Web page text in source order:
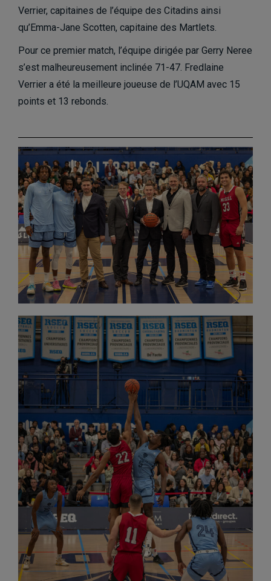
Verrier, capitaines de l’équipe des Citadins ainsi
qu’Emma-Jane Scotten, capitaine des Martlets.
Pour ce premier match, l’équipe dirigée par Gerry Neree
s’est malheureusement inclinée 71-47. Fredlaine
Verrier a été la meilleure joueuse de l’UQAM avec 15
points et 13 rebonds.